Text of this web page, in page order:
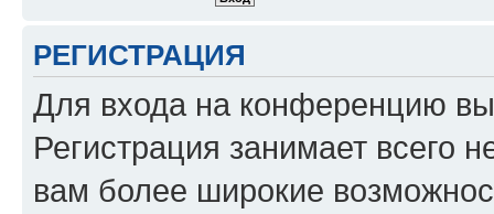
РЕГИСТРАЦИЯ
Для входа на конференцию
Регистрация занимает всего
вам более широкие